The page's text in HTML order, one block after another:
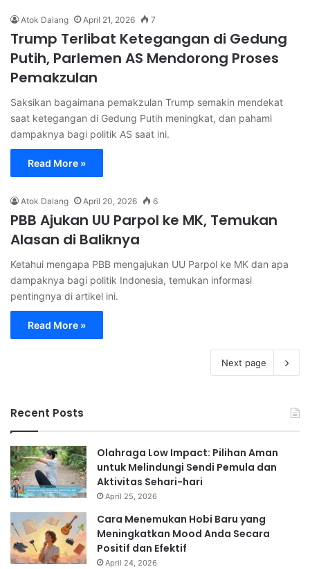
Atok Dalang April 21, 2026 7
Trump Terlibat Ketegangan di Gedung
Putih, Parlemen AS Mendorong Proses
Pemakzulan
Saksikan bagaimana pemakzulan Trump semakin mendekat
saat ketegangan di Gedung Putih meningkat, dan pahami
dampaknya bagi politik AS saat ini.
Read More »
Atok Dalang April 20, 2026 6
PBB Ajukan UU Parpol ke MK, Temukan
Alasan di Baliknya
Ketahui mengapa PBB mengajukan UU Parpol ke MK dan apa
dampaknya bagi politik Indonesia, temukan informasi
pentingnya di artikel ini.
Read More »
Next page
Recent Posts
Olahraga Low Impact: Pilihan Aman
untuk Melindungi Sendi Pemula dan
Aktivitas Sehari-hari
April 25, 2026
Cara Menemukan Hobi Baru yang
Meningkatkan Mood Anda Secara
Positif dan Efektif
April 24, 2026